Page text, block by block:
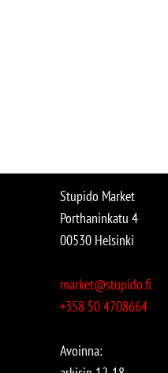
Stupido Market
Porthaninkatu 4
00530 Helsinki
market@stupido.fi
+358 50 4708664
Avoinna: